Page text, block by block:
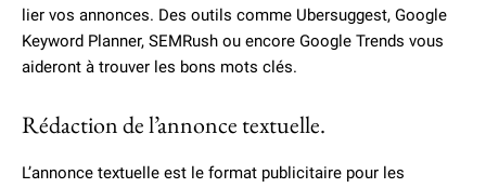
lier vos annonces. Des outils comme Ubersuggest, Google
Keyword Planner, SEMRush ou encore Google Trends vous
aideront à trouver les bons mots clés.
Rédaction de l’annonce textuelle.
L’annonce textuelle est le format publicitaire pour les